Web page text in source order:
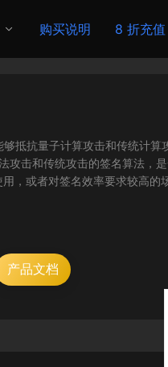
购买说明 8 折充值
抵抗量子计算攻击和传统计算
攻击和传统攻击的签名算法，
，或者对签名效率要求较高的场
产品文档